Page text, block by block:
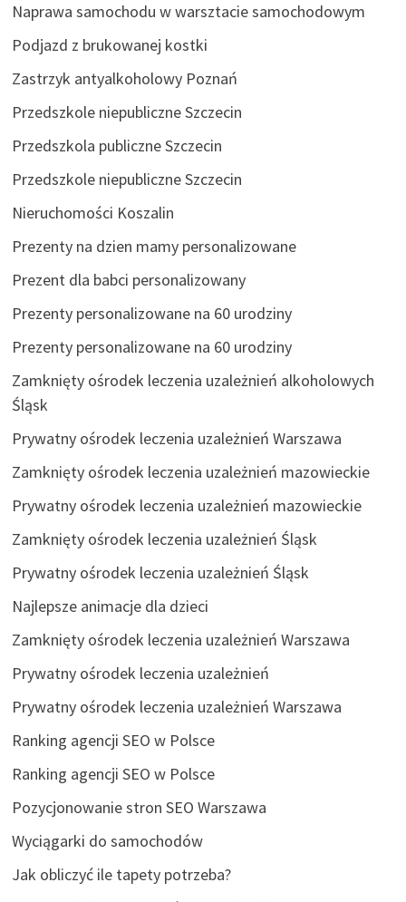
Naprawa samochodu w warsztacie samochodowym
Podjazd z brukowanej kostki
Zastrzyk antyalkoholowy Poznań
Przedszkole niepubliczne Szczecin
Przedszkola publiczne Szczecin
Przedszkole niepubliczne Szczecin
Nieruchomości Koszalin
Prezenty na dzien mamy personalizowane
Prezent dla babci personalizowany
Prezenty personalizowane na 60 urodziny
Prezenty personalizowane na 60 urodziny
Zamknięty ośrodek leczenia uzależnień alkoholowych
Śląsk
Prywatny ośrodek leczenia uzależnień Warszawa
Zamknięty ośrodek leczenia uzależnień mazowieckie
Prywatny ośrodek leczenia uzależnień mazowieckie
Zamknięty ośrodek leczenia uzależnień Śląsk
Prywatny ośrodek leczenia uzależnień Śląsk
Najlepsze animacje dla dzieci
Zamknięty ośrodek leczenia uzależnień Warszawa
Prywatny ośrodek leczenia uzależnień
Prywatny ośrodek leczenia uzależnień Warszawa
Ranking agencji SEO w Polsce
Ranking agencji SEO w Polsce
Pozycjonowanie stron SEO Warszawa
Wyciągarki do samochodów
Jak obliczyć ile tapety potrzeba?